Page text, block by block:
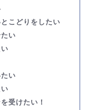
こどりをしたい
い
い
受けたい！